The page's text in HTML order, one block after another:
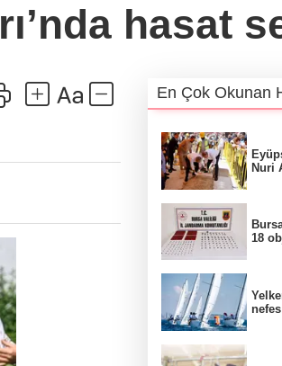
hasat
En Çok Okunan
Nuri
18